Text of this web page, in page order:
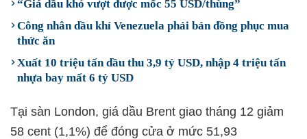
“Giá dầu khó vượt được mốc 55 USD/thùng”
Công nhân dầu khí Venezuela phải bán đồng phục mua
thức ăn
Xuất 10 triệu tấn dầu thu 3,9 tỷ USD, nhập 4 triệu tấn
nhựa bay mất 6 tỷ USD
Tại sàn London, giá dầu Brent giao tháng 12 giảm
58 cent (1,1%) để đóng cửa ở mức 51,93